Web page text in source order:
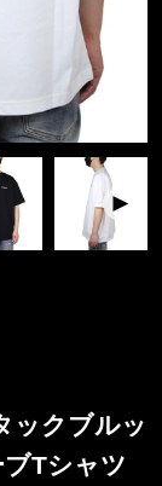
ックブルッ
Tシャツ